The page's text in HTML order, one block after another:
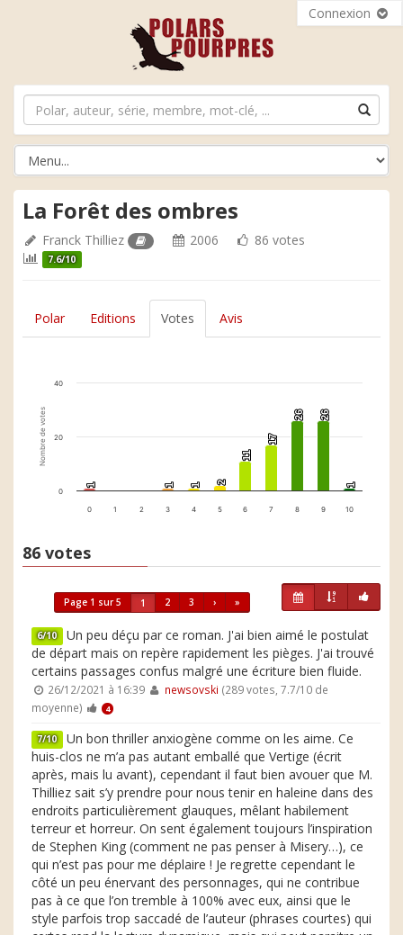
Connexion
La Forêt des ombres
Franck Thilliez 2006 86 votes
7.6/10
Polar Editions Votes Avis
Nombre de votes
1
1 1
1 1
1 2
2
11
11
17
17
26
26 26
26
1
1
0 1 2 3 4 5 6 7 8 9 10
0
20
40
86 votes
Page 1 sur 5 1 2 3 › »
6/10 Un peu déçu par ce roman. J'ai bien aimé le postulat
de départ mais on repère rapidement les pièges. J'ai trouvé
certains passages confus malgré une écriture bien fluide.
26/12/2021 à 16:39 newsovski (289 votes, 7.7/10 de
moyenne)
4
7/10 Un bon thriller anxiogène comme on les aime. Ce
huis-clos ne m’a pas autant emballé que Vertige (écrit
après, mais lu avant), cependant il faut bien avouer que M.
Thilliez sait s’y prendre pour nous tenir en haleine dans des
endroits particulièrement glauques, mêlant habilement
terreur et horreur. On sent également toujours l’inspiration
de Stephen King (comment ne pas penser à Misery…), ce
qui n’est pas pour me déplaire ! Je regrette cependant le
côté un peu énervant des personnages, qui ne contribue
pas à ce que l’on tremble à 100% avec eux, ainsi que le
style parfois trop saccadé de l’auteur (phrases courtes) qui